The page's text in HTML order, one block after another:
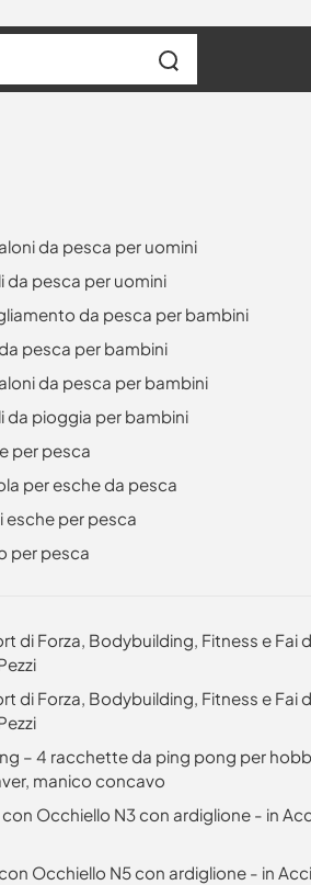
da pesca per uomini
da pesca per uomini
da pesca per bambini
pesca per bambini
da pesca per bambini
da pioggia per bambini
per pesca
per esche da pesca
esche per pesca
per pesca
Forza, Bodybuilding, Fitness e Fai
Forza, Bodybuilding, Fitness e Fai
– 4 racchette da ping pong per
manico concavo
Occhiello N3 con ardiglione - in
Occhiello N5 con ardiglione - in